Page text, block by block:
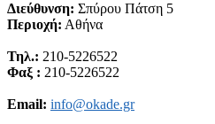
Διεύθυνση: Σπύρου Πάτση 5
Περιοχή: Αθήνα
Τηλ.: 210-5226522
Φαξ : 210-5226522
Email: info@okade.gr